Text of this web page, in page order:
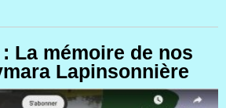
La mémoire de nos
Lapinsonnière